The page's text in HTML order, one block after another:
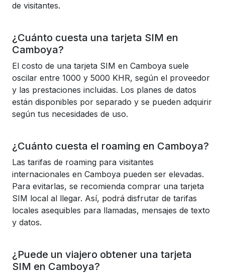
de visitantes.
¿Cuánto cuesta una tarjeta SIM en
Camboya?
El costo de una tarjeta SIM en Camboya suele
oscilar entre 1000 y 5000 KHR, según el proveedor
y las prestaciones incluidas. Los planes de datos
están disponibles por separado y se pueden adquirir
según tus necesidades de uso.
¿Cuánto cuesta el roaming en Camboya?
Las tarifas de roaming para visitantes
internacionales en Camboya pueden ser elevadas.
Para evitarlas, se recomienda comprar una tarjeta
SIM local al llegar. Así, podrá disfrutar de tarifas
locales asequibles para llamadas, mensajes de texto
y datos.
¿Puede un viajero obtener una tarjeta
SIM en Camboya?